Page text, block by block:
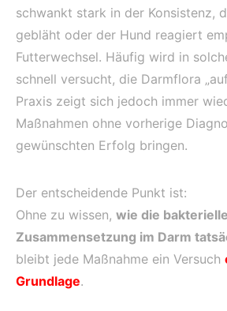
schwankt stark in der Konsistenz,
gebläht oder der Hund reagiert
Futterwechsel. Häufig wird in
schnell versucht, die Darmflora
Praxis zeigt sich jedoch immer
Maßnahmen ohne vorherige
gewünschten Erfolg bringen.
Der entscheidende Punkt ist:
Ohne zu wissen, wie die bakterielle
Zusammensetzung im Darm
bleibt jede Maßnahme ein Versuch
Grundlage.